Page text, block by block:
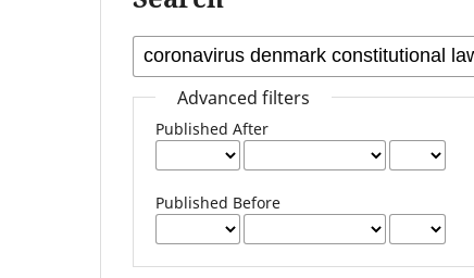
Advanced filters
Published After
Published Before